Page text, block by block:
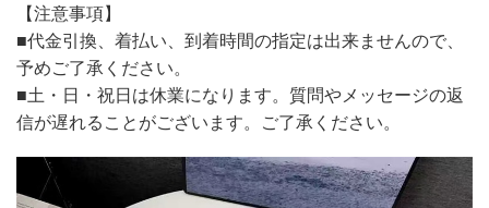
【注意事項】
■代金引換、着払い、到着時間の指定は出来ませんので、
予めご了承ください。
■土・日・祝日は休業になります。質問やメッセージの返
信が遅れることがございます。ご了承ください。